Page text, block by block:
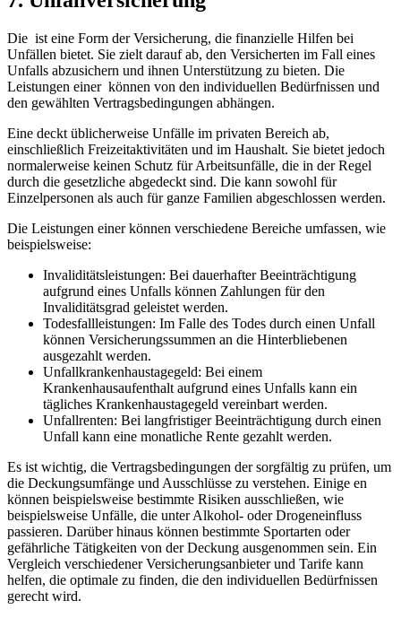
Die ⁣ ist ⁢eine Form der Versicherung, die finanzielle Hilfen bei⁤
Unfällen bietet. Sie zielt darauf ab, den Versicherten im Fall ⁢eines‌
Unfalls abzusichern und ‍ihnen Unterstützung zu bieten. Die
⁣Leistungen einer ‍ können‌ von den individuellen Bedürfnissen und ​
den gewählten Vertragsbedingungen abhängen.
Eine⁤ deckt ⁣üblicherweise Unfälle im privaten Bereich ab,
‍einschließlich Freizeitaktivitäten ⁣und‍ im Haushalt. Sie bietet jedoch
normalerweise keinen Schutz‍ für Arbeitsunfälle, die in‍ der Regel
durch die gesetzliche abgedeckt sind.‌ Die kann sowohl⁤ für
Einzelpersonen als ⁢auch für‌ ganze Familien abgeschlossen werden.
Die Leistungen einer können verschiedene Bereiche umfassen, wie
beispielsweise:
Invaliditätsleistungen: Bei dauerhafter Beeinträchtigung
aufgrund eines Unfalls können Zahlungen für ⁤den
Invaliditätsgrad geleistet werden.
Todesfallleistungen: Im Falle des‍ Todes durch einen Unfall
können Versicherungssummen an die Hinterbliebenen‍
ausgezahlt werden.
Unfallkrankenhaustagegeld: Bei einem
Krankenhausaufenthalt aufgrund eines ‌Unfalls kann ein
tägliches Krankenhaustagegeld vereinbart werden.
Unfallrenten: Bei ⁤langfristiger Beeinträchtigung‌ durch einen
Unfall kann eine ​monatliche Rente gezahlt werden.
Es ist wichtig,​ die Vertragsbedingungen der sorgfältig zu ​prüfen, um
die Deckungsumfänge ⁤und Ausschlüsse zu verstehen. Einige en
können beispielsweise bestimmte Risiken ausschließen, wie
beispielsweise‌ Unfälle, die​ unter Alkohol- oder Drogeneinfluss
passieren.​ Darüber hinaus können bestimmte⁢ Sportarten oder
gefährliche Tätigkeiten ​von der Deckung ausgenommen sein. Ein
Vergleich‌ verschiedener Versicherungsanbieter und Tarife⁣ kann
helfen, die optimale zu​ finden, die den individuellen Bedürfnissen
gerecht wird.